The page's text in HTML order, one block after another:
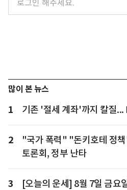
많이 본 뉴스
1 기존 '절세 계좌'까지 칼질...
2
"국가 폭력" "돈키호테 정
토론회, 정부 난타
3 [오늘의 운세] 8월 7일 금요